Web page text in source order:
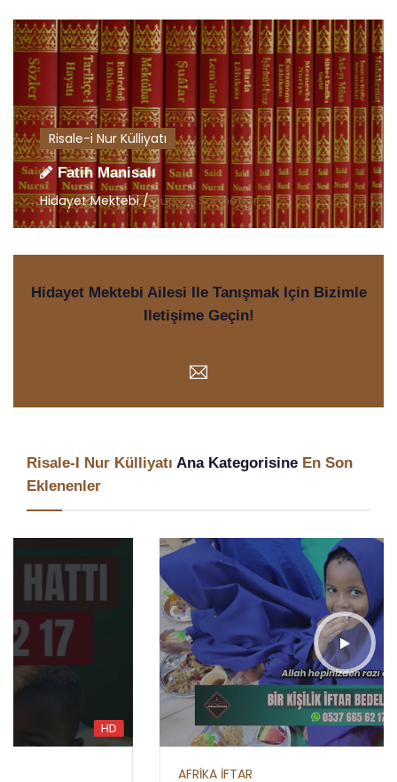
Risale-i Nur Külliyatı
Fatih Manisalı
Hidayet Mektebi /Türkçe Sohbetler
Hidayet Mektebi Ailesi Ile Tanışmak Için Bizimle
Iletişime Geçin!
Risale-I Nur Külliyatı Ana Kategorisine En Son
Eklenenler
HD